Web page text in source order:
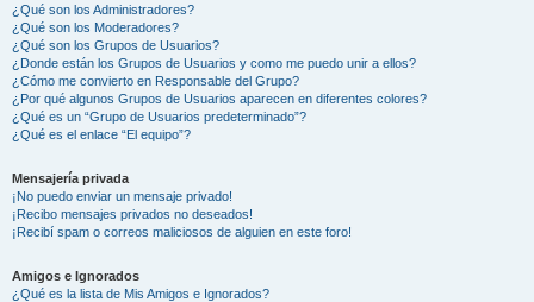
¿Qué son los Administradores?
¿Qué son los Moderadores?
¿Qué son los Grupos de Usuarios?
¿Donde están los Grupos de Usuarios y como me puedo unir a ellos?
¿Cómo me convierto en Responsable del Grupo?
¿Por qué algunos Grupos de Usuarios aparecen en diferentes colores?
¿Qué es un “Grupo de Usuarios predeterminado”?
¿Qué es el enlace “El equipo”?
Mensajería privada
¡No puedo enviar un mensaje privado!
¡Recibo mensajes privados no deseados!
¡Recibí spam o correos maliciosos de alguien en este foro!
Amigos e Ignorados
¿Qué es la lista de Mis Amigos e Ignorados?